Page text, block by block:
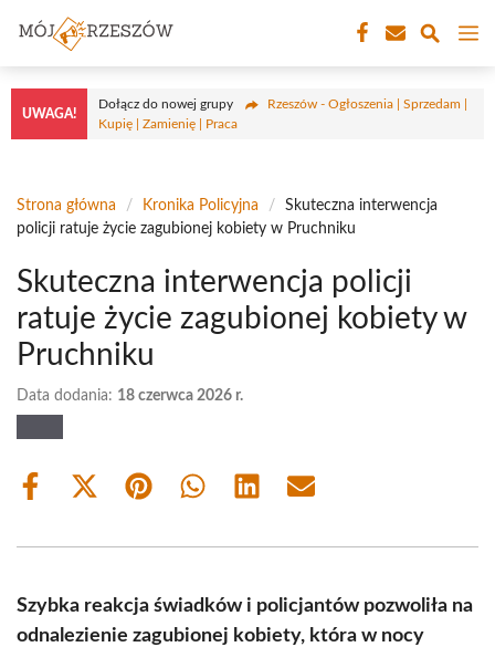
treści
UWAGA!
Dołącz do nowej grupy
Rzeszów - Ogłoszenia | Sprzedam |
Kupię | Zamienię | Praca
Strona główna / Kronika Policyjna /
Skuteczna interwencja
policji ratuje życie zagubionej kobiety w Pruchniku
Skuteczna interwencja policji
ratuje życie zagubionej kobiety w
Pruchniku
Data dodania: 18 czerwca 2026 r.
Share
Share
(Twitter)
Share Share Share Share
Szybka reakcja świadków i policjantów pozwoliła na
odnalezienie zagubionej kobiety, która w nocy